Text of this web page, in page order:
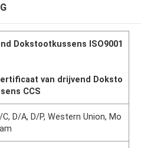
Dokstootkussens ISO9001
van drijvend Doksto
CCS
D/A, D/P, Western Union, Mo